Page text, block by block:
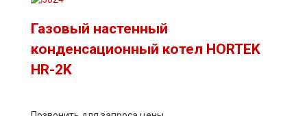
Газовый настенный
конденсационный котел HORTEK
HR-2K